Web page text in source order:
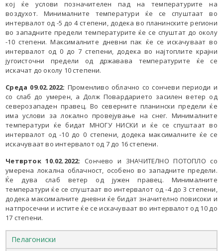
кој ќе услови позначителен пад на температурите на
воздухот. Минималните температури ќе се спуштаат во
интервалот од -5 до 4 степени, додека во планинските региони
во западните предели температурите ќе се спуштат до околу
-10 степени. Максималните дневни пак ќе се искачуваат во
интервалот од 0 до 7 степени, додека во најтоплите крајни
југоисточни предели од државава температурите ќе се
искачат до околу 10 степени.
Среда 09.02.2022: Променливо облачно со сончеви периоди и
со слаб до умерен, а Долж Повардарието засилен ветер од
северозападен правец. Во северните планински предели ќе
има услови за локално провејување на снег. Минималните
температури ќе бидат МНОГУ НИСКИ и ќе се спуштаат во
интервалот од -10 до 0 степени, додека максималните ќе се
искачуваат во интервалот од 7 до 16 степени.
Четврток 10.02.2022:Сончево и ЗНАЧИТЕЛНО ПОТОПЛО со
умерена локална облачност, особено во западните предели.
Ќе дува слаб ветер од јужен правец. Минималните
температури ќе се спуштаат во интервалот од -4 до 3 степени,
додека максималните дневни ќе бидат значително повисоки и
натпросечни и истите ќе се искачуваат во интервалот од 10 до
17 степени.
Пелагониски